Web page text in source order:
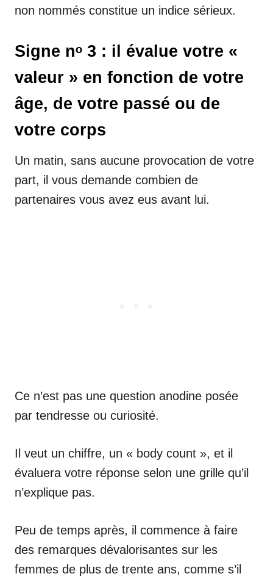
non nommés constitue un indice sérieux.
Signe nᵒ 3 : il évalue votre «
valeur » en fonction de votre
âge, de votre passé ou de
votre corps
Un matin, sans aucune provocation de votre
part, il vous demande combien de
partenaires vous avez eus avant lui.
Ce n’est pas une question anodine posée
par tendresse ou curiosité.
Il veut un chiffre, un « body count », et il
évaluera votre réponse selon une grille qu’il
n’explique pas.
Peu de temps après, il commence à faire
des remarques dévalorisantes sur les
femmes de plus de trente ans, comme s’il